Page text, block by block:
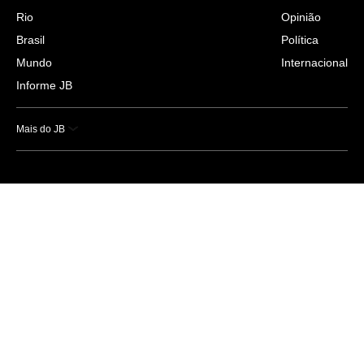
Rio
Brasil
Mundo
Informe JB
Opinião
Política
Internacional
Mais do JB
Esportes